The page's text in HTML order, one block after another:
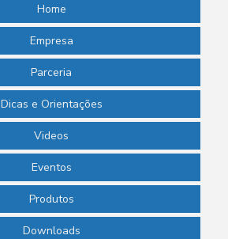
Home
Empresa
Parceria
Dicas e Orientações
Videos
Eventos
Produtos
Downloads